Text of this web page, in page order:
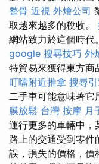
整骨 近視 外燴公司
取越來越多的稅收。
網站致力於這個時代
google 搜尋技巧 外
特貿易來獲得東方商
叮噹附近推拿 搜尋
二手車可能意味著它
膜放鬆 台灣 按摩 月
運行更多的車輛中，
路上的交通受到零
誤，損失的價格，價